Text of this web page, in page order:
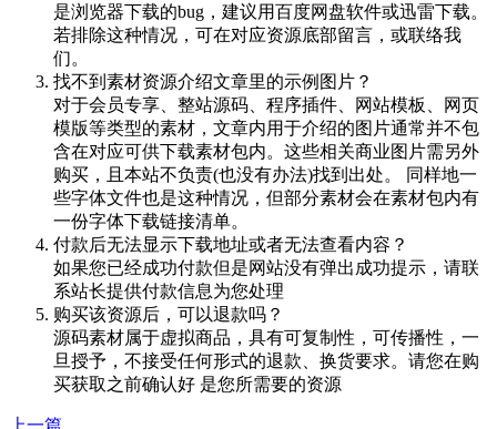
是浏览器下载的bug，建议用百度网盘软件或迅雷下载。
若排除这种情况，可在对应资源底部留言，或联络我
们。
找不到素材资源介绍文章里的示例图片？
对于会员专享、整站源码、程序插件、网站模板、网页
模版等类型的素材，文章内用于介绍的图片通常并不包
含在对应可供下载素材包内。这些相关商业图片需另外
购买，且本站不负责(也没有办法)找到出处。 同样地一
些字体文件也是这种情况，但部分素材会在素材包内有
一份字体下载链接清单。
付款后无法显示下载地址或者无法查看内容？
如果您已经成功付款但是网站没有弹出成功提示，请联
系站长提供付款信息为您处理
购买该资源后，可以退款吗？
源码素材属于虚拟商品，具有可复制性，可传播性，一
旦授予，不接受任何形式的退款、换货要求。请您在购
买获取之前确认好 是您所需要的资源
上一篇